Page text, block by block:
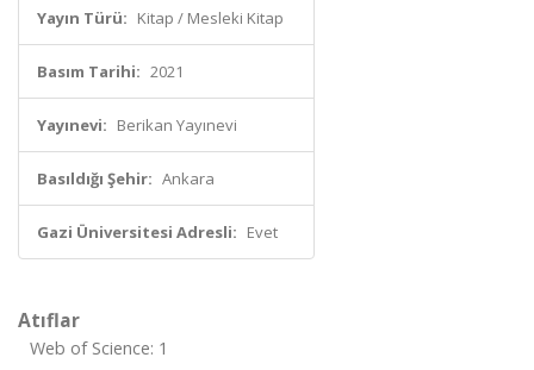
Yayın Türü: Kitap / Mesleki Kitap
Basım Tarihi: 2021
Yayınevi: Berikan Yayınevi
Basıldığı Şehir: Ankara
Gazi Üniversitesi Adresli: Evet
Atıflar
Web of Science: 1